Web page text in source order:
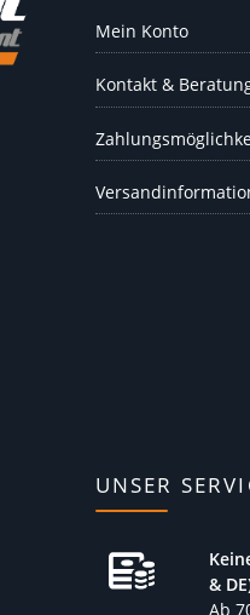
Mein Konto
Kontakt &
UNSER
&
Ab